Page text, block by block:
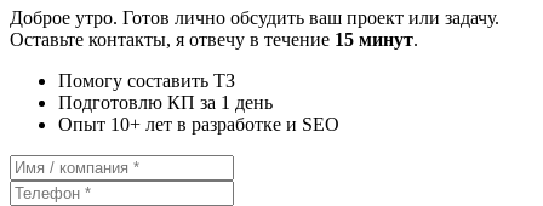
Доброе утро. Готов лично обсудить ваш проект или задачу.
Оставьте контакты, я отвечу в течение 15 минут.
Помогу составить ТЗ
Подготовлю КП за 1 день
Опыт 10+ лет в разработке и SEO